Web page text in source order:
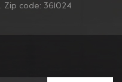
Zip code: 361024